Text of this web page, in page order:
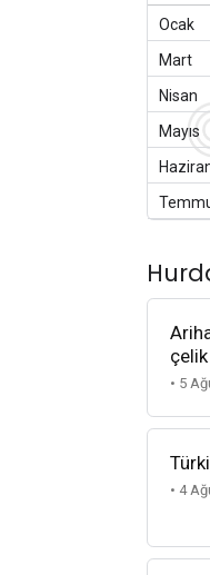
Ocak
Mart
Nisan
Mayıs
• 5
• 4